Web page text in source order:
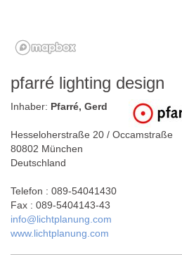
pfarré lighting design
Inhaber: Pfarré, Gerd
Hesseloherstraße 20 / Occamstraße
80802 München
Deutschland
Telefon : 089-54041430
Fax : 089-5404143-43
info@lichtplanung.com
www.lichtplanung.com